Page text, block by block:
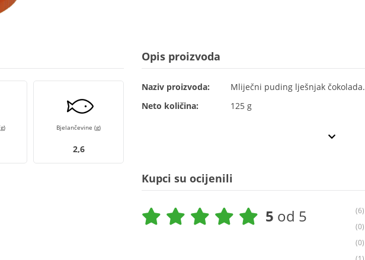
Bjelančevine (g)
2,6
Opis proizvoda
Naziv proizvoda:
Mliječni puding lješnjak čokolada.
Neto količina:
125 g
Kupci su ocijenili
5 od 5
(6)
(0)
(0)